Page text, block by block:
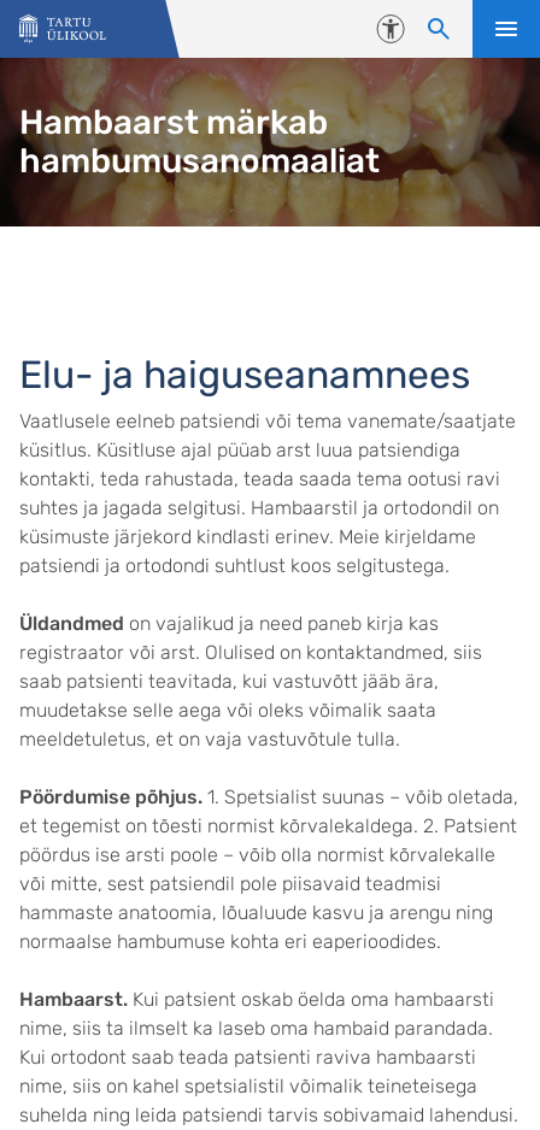
Liigu edasi põhisisu juurde
Juurdepääsetavus
Hambaarst märkab
hambumusanomaaliat
Elu- ja haiguseanamnees
Vaatlusele eelneb patsiendi või tema vanemate/saatjate
küsitlus. Küsitluse ajal püüab arst luua patsiendiga
kontakti, teda rahustada, teada saada tema ootusi ravi
suhtes ja jagada selgitusi. Hambaarstil ja ortodondil on
küsimuste järjekord kindlasti erinev. Meie kirjeldame
patsiendi ja ortodondi suhtlust koos selgitustega.
Üldandmed on vajalikud ja need paneb kirja kas
registraator või arst. Olulised on kontaktandmed, siis
saab patsienti teavitada, kui vastuvõtt jääb ära,
muudetakse selle aega või oleks võimalik saata
meeldetuletus, et on vaja vastuvõtule tulla.
Pöördumise põhjus. 1. Spetsialist suunas – võib oletada,
et tegemist on tõesti normist kõrvalekaldega. 2. Patsient
pöördus ise arsti poole – võib olla normist kõrvalekalle
või mitte, sest patsiendil pole piisavaid teadmisi
hammaste anatoomia, lõualuude kasvu ja arengu ning
normaalse hambumuse kohta eri eaperioodides.
Hambaarst. Kui patsient oskab öelda oma hambaarsti
nime, siis ta ilmselt ka laseb oma hambaid parandada.
Kui ortodont saab teada patsienti raviva hambaarsti
nime, siis on kahel spetsialistil võimalik teineteisega
suhelda ning leida patsiendi tarvis sobivamaid lahendusi.